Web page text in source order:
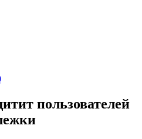
пользователей